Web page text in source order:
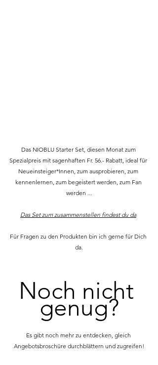
Das NIOBLU Starter Set, diesen Monat zum
Spezialpreis mit sagenhaften Fr. 56.- Rabatt, ideal für
Neueinsteiger*Innen, zum ausprobieren, zum
kennenlernen, zum begeistert werden, zum Fan
werden ...
Das Set zum zusammenstellen findest du da
Für Fragen zu den Produkten bin ich gerne für Dich
da.
Noch nicht
genug?
Es gibt noch mehr zu entdecken, gleich
Angebotsbroschüre durchblättern und zugreifen!